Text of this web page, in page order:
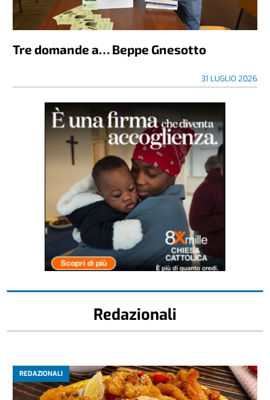
Tre domande a… Beppe Gnesotto
31 LUGLIO 2026
Redazionali
REDAZIONALI